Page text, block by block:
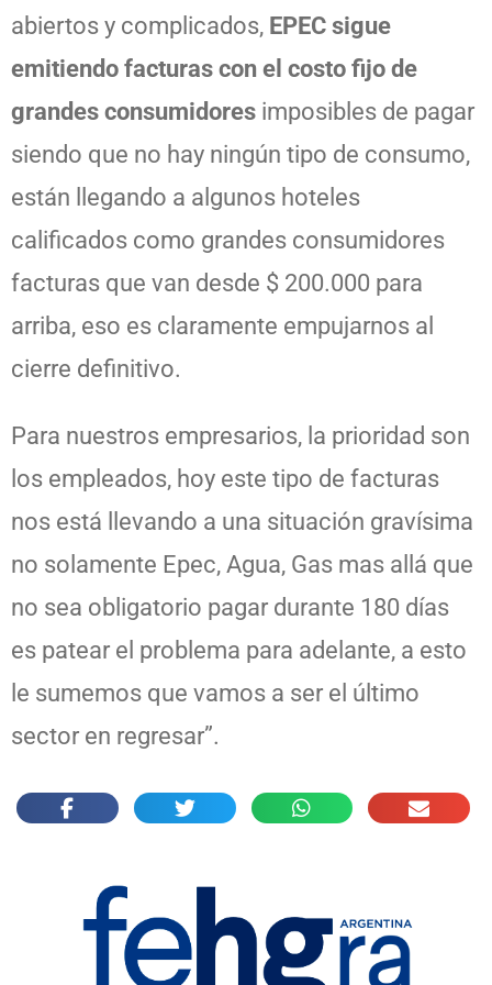
abiertos y complicados, EPEC sigue
emitiendo facturas con el costo fijo de
grandes consumidores imposibles de pagar
siendo que no hay ningún tipo de consumo,
están llegando a algunos hoteles
calificados como grandes consumidores
facturas que van desde $ 200.000 para
arriba, eso es claramente empujarnos al
cierre definitivo.
Para nuestros empresarios, la prioridad son
los empleados, hoy este tipo de facturas
nos está llevando a una situación gravísima
no solamente Epec, Agua, Gas mas allá que
no sea obligatorio pagar durante 180 días
es patear el problema para adelante, a esto
le sumemos que vamos a ser el último
sector en regresar”.